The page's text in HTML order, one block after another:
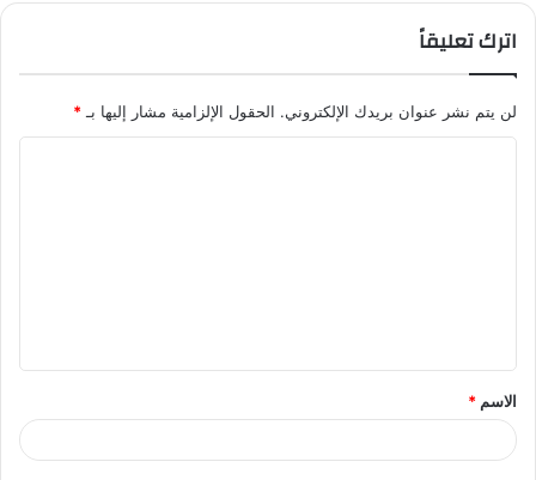
اترك تعليقاً
لن يتم نشر عنوان بريدك الإلكتروني. الحقول الإلزامية مشار إليها بـ*
ق
*
الاسم *